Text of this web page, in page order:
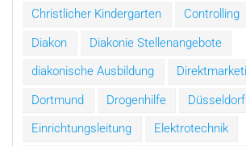
Christlicher Kindergarten
Controlling
Diakon
Diakonie Stellenangebote
diakonische Ausbildung
Dortmund
Drogenhilfe
Düsseldorf
Einrichtungsleitung
Elektrotechnik